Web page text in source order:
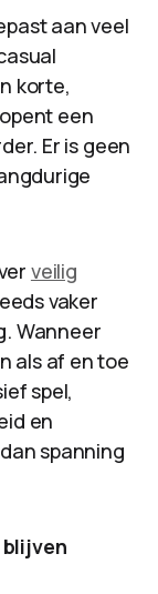
aan veel
korte,
een
Er is geen
veilig
vaker
Wanneer
als af en toe
spel,
en
spanning